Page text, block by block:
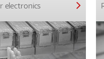
electronics